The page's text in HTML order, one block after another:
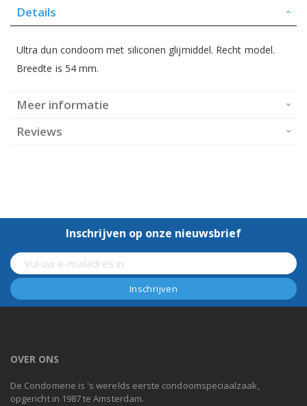
Details
Ultra dun condoom met siliconen glijmiddel. Recht model.
Breedte is 54 mm.
Meer informatie
Reviews
Inschrijven op onze nieuwsbrief
OVER ONS
De Condomerie is 's werelds eerste condoomspeciaalzaak,
opgericht in 1987 te Amsterdam.